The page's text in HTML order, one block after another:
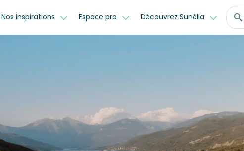
Nos inspirations Espace pro Découvrez Sunêlia